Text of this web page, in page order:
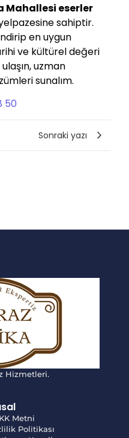
Mahallesi eserler
sahiptir.
en uygun
ve kültürel değeri
uzman
sunalım.
50
Sonraki yazı
Hizmetleri.
Metni
Politikası